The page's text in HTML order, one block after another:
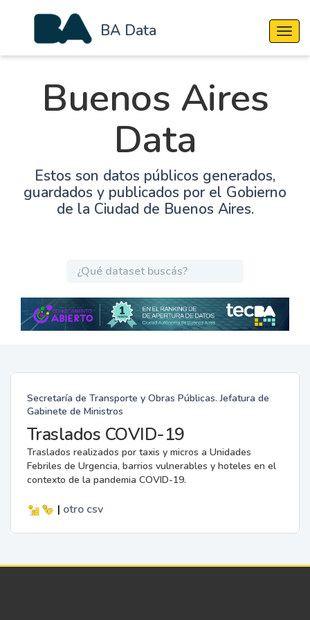
BA Data
Buenos Aires
Data
Estos son datos públicos generados,
guardados y publicados por el Gobierno
de la Ciudad de Buenos Aires.
Secretaría de Transporte y Obras Públicas. Jefatura de
Gabinete de Ministros
Traslados COVID-19
Traslados realizados por taxis y micros a Unidades
Febriles de Urgencia, barrios vulnerables y hoteles en el
contexto de la pandemia COVID-19.
| otro csv